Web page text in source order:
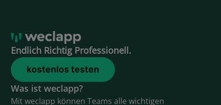
Endlich Richtig Professionell.
kostenlos testen
Was ist weclapp?
Mit weclapp können Teams alle wichtigen